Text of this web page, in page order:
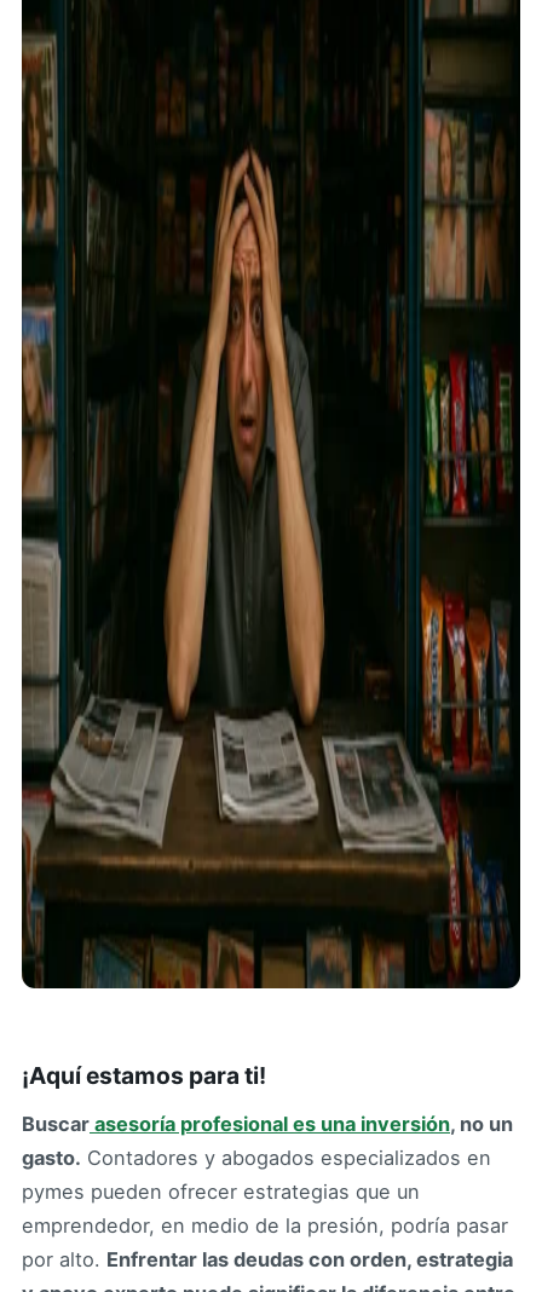
¡Aquí estamos para ti!
Buscar asesoría profesional es una inversión, no un
gasto. Contadores y abogados especializados en
pymes pueden ofrecer estrategias que un
emprendedor, en medio de la presión, podría pasar
por alto. Enfrentar las deudas con orden, estrategia